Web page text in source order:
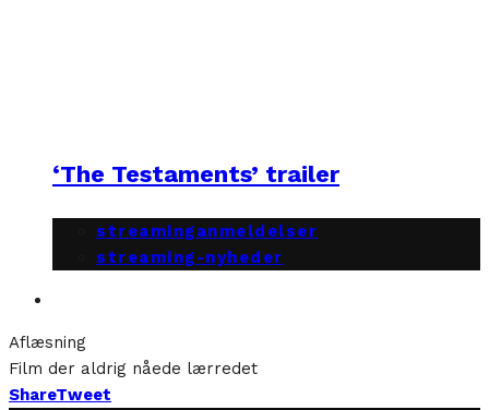
‘The Testaments’ trailer
streaminganmeldelser
streaming-nyheder
Aflæsning
Film der aldrig nåede lærredet
ShareTweet